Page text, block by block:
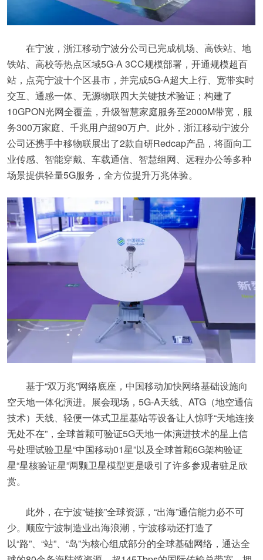
在宁波，浙江移动宁波分公司已完成机场、高铁站、地
铁站、高校等热点区域5G-A 3CC规模部署，开通规模超百
站，点亮宁波十个区县市，并完成5G-A超大上行、宽带实时
交互、通感一体、无源物联四大关键技术验证；构建了
10GPON光网全覆盖，升级智慧家庭服务至2000M带宽，服
务300万家庭、千兆用户超90万户。此外，浙江移动宁波分
公司还携手中移物联展出了2款自研Redcap产品，将面向工
业传感、智能穿戴、车载通信、智慧组网、远程办公等多种
场景提供轻量5G服务，全方位提升万兆体验。
基于“双万兆”网络底座，中国移动加快网络基础设施向
空天地一体化演进。展会现场，5G-A天线、ATG（地空通信
技术）天线、轻便一体式卫星基站等设备让人惊呼“天地连接
无处不在”，全球首颗可验证5G天地一体演进技术的星上信
号处理试验卫星“中国移动01星”以及全球首颗6G架构验证
星“星核验证星”两颗卫星模型更是吸引了许多参观者驻足欣
赏。
此外，在宁波“链接”全球资源，“出海”通信能力必不可
少。顺应宁波制造业出海浪潮，宁波移动还打造了
以“路”、“站”、“岛”为核心组成部分的全球基础网络，通达全